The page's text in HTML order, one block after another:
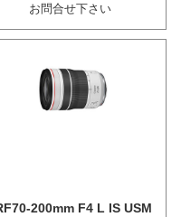
お問合せ下さい
200mm F4 L IS USM